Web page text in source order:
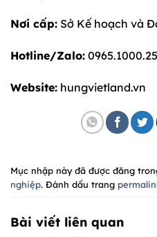
Nơi cấp: Sở Kế hoạch và
Hotline/Zalo: 0965.1000.25
Website: hungvietland.vn
Mục nhập này đã được đăng
nghiệp. Đánh dấu trang
Bài viết liên quan